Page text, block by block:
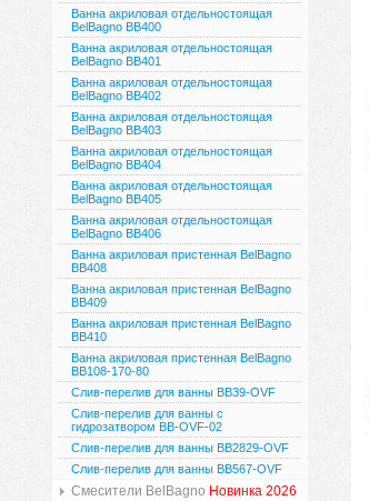
Ванна акриловая отдельностоящая
BelBagno BB400
Ванна акриловая отдельностоящая
BelBagno BB401
Ванна акриловая отдельностоящая
BelBagno BB402
Ванна акриловая отдельностоящая
BelBagno BB403
Ванна акриловая отдельностоящая
BelBagno BB404
Ванна акриловая отдельностоящая
BelBagno BB405
Ванна акриловая отдельностоящая
BelBagno BB406
Ванна акриловая пристенная BelBagno
BB408
Ванна акриловая пристенная BelBagno
BB409
Ванна акриловая пристенная BelBagno
BB410
Ванна акриловая пристенная BelBagno
BB108-170-80
Слив-перелив для ванны BB39-OVF
Слив-перелив для ванны с
гидрозатвором BB-OVF-02
Слив-перелив для ванны BB2829-OVF
Слив-перелив для ванны BB567-OVF
Смесители BelBagno Новинка 2026